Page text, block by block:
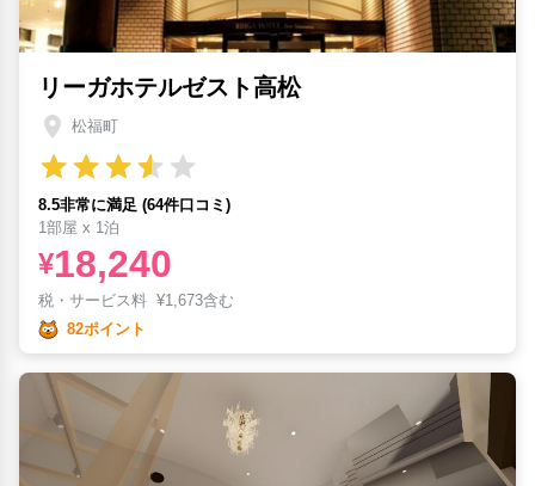
リーガホテルゼスト高松
松福町
8.5非常に満足 (64件口コミ)
1部屋 x 1泊
¥18,240
税・サービス料 ¥1,673含む
82ポイント